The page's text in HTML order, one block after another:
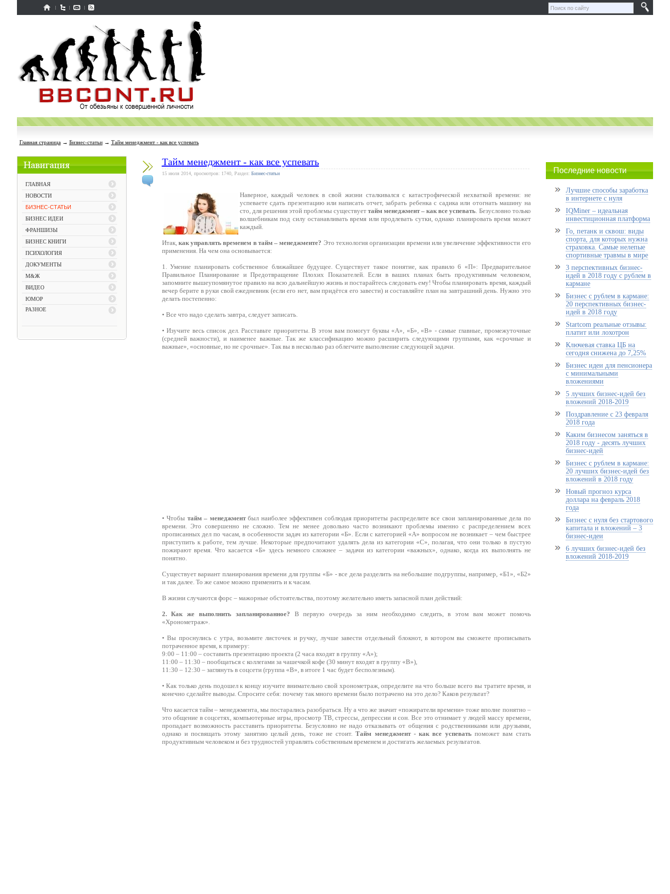
Главная страница→ Бизнес-статьи→ Тайм менеджмент - как все успевать
ГЛАВНАЯ
НОВОСТИ
БИЗНЕС-СТАТЬИ
БИЗНЕС ИДЕИ
ФРАНШИЗЫ
БИЗНЕС КНИГИ
ПСИХОЛОГИЯ
ДОКУМЕНТЫ
М&Ж
ВИДЕО
ЮМОР
РАЗНОЕ
Тайм менеджмент - как все успевать
15 июля 2014, просмотров: 1740, Раздел: Бизнес-статьи
Наверное, каждый человек в свой жизни сталкивался с катастрофической нехваткой времени: не
успеваете сдать презентацию или написать отчет, забрать ребенка с садика или отогнать машину на
сто, для решения этой проблемы существуеттайм менеджмент – как все успевать. Безусловно только
волшебникам под силу останавливать время или продлевать сутки, однако планировать время может
каждый.
Итак, как управлять временем в тайм – менеджменте? Это технология организации времени или увеличение эффективности его
применения. На чем она основывается:
1. Умение планировать собственное ближайшее будущее. Существует такое понятие, как правило 6 «П»: Предварительное
Правильное Планирование и Предотвращение Плохих Показателей. Если в ваших планах быть продуктивным человеком,
запомните вышеупомянутое правило на всю дальнейшую жизнь и постарайтесь следовать ему! Чтобы планировать время, каждый
вечер берите в руки свой ежедневник (если его нет, вам придётся его завести) и составляйте план на завтрашний день. Нужно это
делать постепенно:
• Все что надо сделать завтра, следует записать.
• Изучите весь список дел. Расставьте приоритеты. В этом вам помогут буквы «А», «Б», «В» - самые главные, промежуточные
(средней важности), и наименее важные. Так же классификацию можно расширить следующими группами, как «срочные и
важные», «основные, но не срочные». Так вы в несколько раз облегчите выполнение следующей задачи.
• Чтобы тайм – менеджментбыл наиболее эффективен соблюдая приоритеты распределите все свои запланированные дела по
времени. Это совершенно не сложно. Тем не менее довольно часто возникают проблемы именно с распределением всех
прописанных дел по часам, в особенности задач из категории «Б». Если с категорией «А» вопросом не возникает – чем быстрее
приступить к работе, тем лучше. Некоторые предпочитают удалять дела из категории «С», полагая, что они только в пустую
пожирают время. Что касается «Б» здесь немного сложнее – задачи из категории «важных», однако, когда их выполнять не
понятно.
Существует вариант планирования времени для группы «Б» - все дела разделить на небольшие подгруппы, например, «Б1», «Б2»
и так далее. То же самое можно применить и к часам.
В жизни случаются форс – мажорные обстоятельства, поэтому желательно иметь запасной план действий:
2. Как же выполнить запланированное? В первую очередь за ним необходимо следить, в этом вам может помочь
«Хронометраж».
• Вы проснулись с утра, возьмите листочек и ручку, лучше завести отдельный блокнот, в котором вы сможете прописывать
потраченное время, к примеру:
9:00 – 11:00 – составить презентацию проекта (2 часа входят в группу «А»);
11:00 – 11:30 – пообщаться с коллегами за чашечкой кофе (30 минут входят в группу «В»),
11:30 – 12:30 – заглянуть в соцсети (группа «В», в итоге 1 час будет бесполезным).
• Как только день подошел к концу изучите внимательно свой хронометраж, определите на что больше всего вы тратите время, и
конечно сделайте выводы. Спросите себя: почему так много времени было потрачено на это дело? Каков результат?
Что касается тайм – менеджмента, мы постарались разобраться. Ну а что же значит «пожиратели времени» тоже вполне понятно –
это общение в соцсетях, компьютерные игры, просмотр ТВ, стрессы, депрессии и сон. Все это отнимает у людей массу времени,
пропадает возможность расставить приоритеты. Безусловно не надо отказывать от общения с родственниками или друзьями,
однако и посвящать этому занятию целый день, тоже не стоит.Тайм менеджмент - как все успеватьпоможет вам стать
продуктивным человеком и без трудностей управлять собственным временем и достигать желаемых результатов.
Последние новости
Лучшие способы заработка
в интернете с нуля
IQMiner – идеальная
инвестиционная платформа
Го, петанк и сквош: виды
спорта, для которых нужна
страховка. Самые нелепые
спортивные травмы в мире
3 перспективных бизнес-
идей в 2018 году с рублем в
кармане
Бизнес с рублем в кармане:
20 перспективных бизнес-
идей в 2018 году
Startcom реальные отзывы:
платит или лохотрон
Ключевая ставка ЦБ на
сегодня снижена до 7,25%
Бизнес идеи для пенсионера
с минимальными
вложениями
5 лучших бизнес-идей без
вложений 2018-2019
Поздравление с 23 февраля
2018 года
Каким бизнесом заняться в
2018 году - десять лучших
бизнес-идей
Бизнес с рублем в кармане:
20 лучших бизнес-идей без
вложений в 2018 году
Новый прогноз курса
доллара на февраль 2018
года
Бизнес с нуля без стартового
капитала и вложений – 3
бизнес-идеи
6 лучших бизнес-идей без
вложений 2018-2019